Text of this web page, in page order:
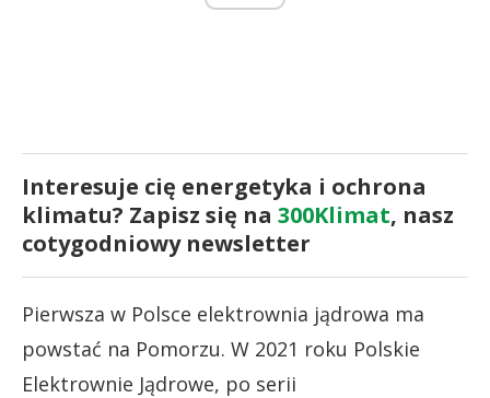
Interesuje cię energetyka i ochrona
klimatu? Zapisz się na 300Klimat, nasz
cotygodniowy newsletter
Pierwsza w Polsce elektrownia jądrowa ma
powstać na Pomorzu. W 2021 roku Polskie
Elektrownie Jądrowe, po serii